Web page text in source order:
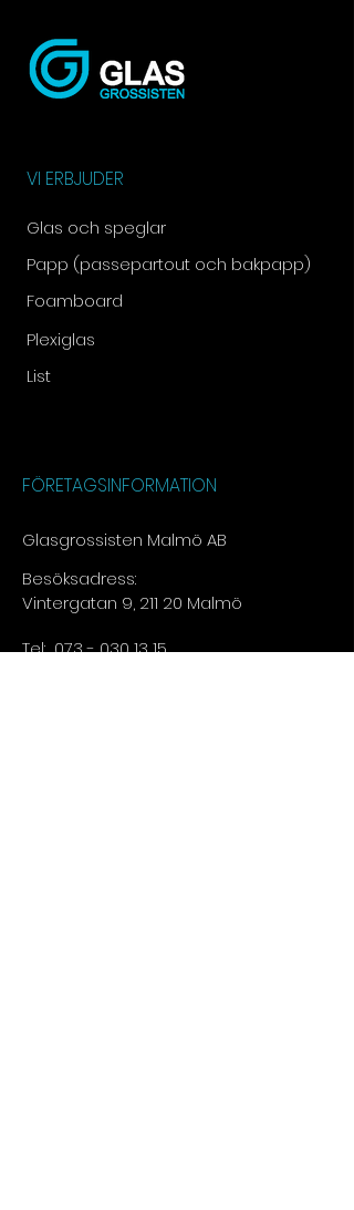
VI ERBJUDER
Glas och speglar
Papp (passepartout och bakpapp)
Foamboard
Plexiglas
List
FÖRETAGSINFORMATION
Glasgrossisten Malmö AB
Besöksadress:
Vintergatan 9, 211 20 Malmö
Tel:073 - 030 13 15​